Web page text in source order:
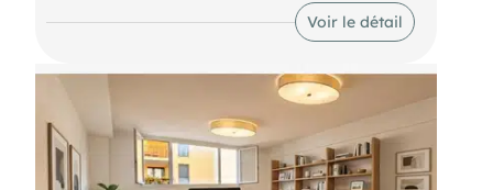
à 27 m². Lumineux, accès PMR, entièrement refait.
+ 2 places de stationnement privatif.
Renseignements sur demande. Pour découvrir
Voir le détail